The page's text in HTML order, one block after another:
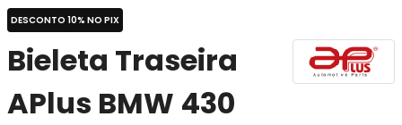
DESCONTO 10% NO PIX
Bieleta Traseira
APlus BMW 430